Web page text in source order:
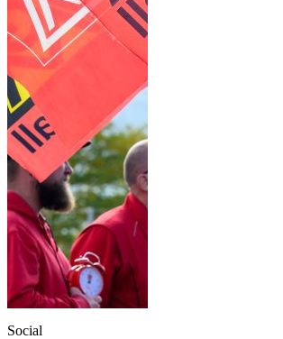
Social